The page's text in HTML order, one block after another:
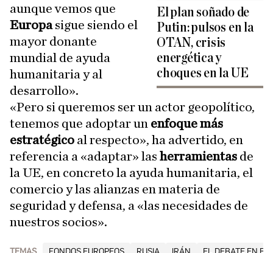
El plan soñado de
Putin: pulsos en la
OTAN, crisis
energética y
choques en la UE
aunque vemos que
Europasigue siendo el
mayor donante
mundial de ayuda
humanitaria y al
desarrollo».
«Pero si queremos ser un actor geopolítico,
tenemos que adoptar un enfoque más
estratégico al respecto», ha advertido, en
referencia a «adaptar» las herramientas de
la UE, en concreto la ayuda humanitaria, el
comercio y las alianzas en materia de
seguridad y defensa, a «las necesidades de
nuestros socios».